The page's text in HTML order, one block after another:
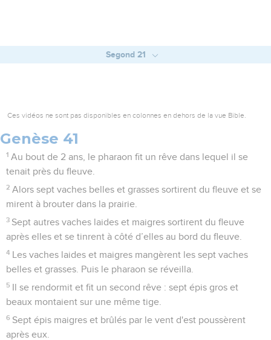
Segond 21
Ces vidéos ne sont pas disponibles en colonnes en dehors de la vue Bible.
Genèse 41
1 Au bout de 2 ans, le pharaon fit un rêve dans lequel il se
tenait près du fleuve.
2 Alors sept vaches belles et grasses sortirent du fleuve et se
mirent à brouter dans la prairie.
3 Sept autres vaches laides et maigres sortirent du fleuve
après elles et se tinrent à côté d’elles au bord du fleuve.
4 Les vaches laides et maigres mangèrent les sept vaches
belles et grasses. Puis le pharaon se réveilla.
5 Il se rendormit et fit un second rêve : sept épis gros et
beaux montaient sur une même tige.
6 Sept épis maigres et brûlés par le vent d'est poussèrent
après eux.